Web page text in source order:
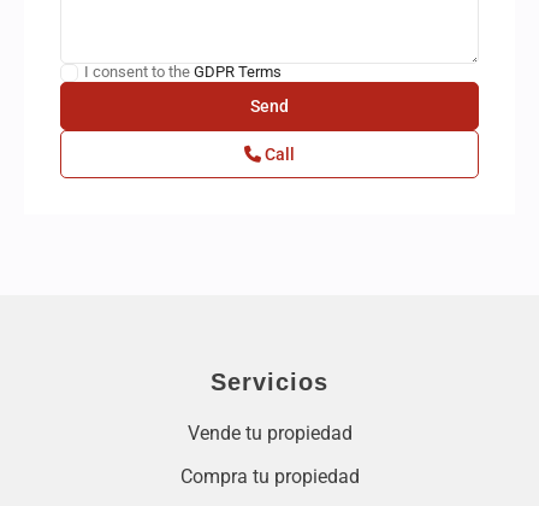
I consent to the GDPR Terms
Call
Servicios
Vende tu propiedad
Compra tu propiedad